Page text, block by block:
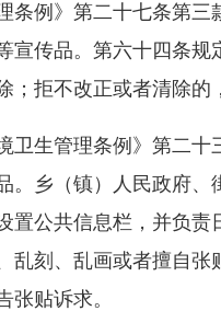
例》第二十七条第三
宣传品。第六十四条
；拒不改正或者清除
生管理条例》第二十
。乡（镇）人民政府
置公共信息栏，并负
乱刻、乱画或者擅自
张贴诉求。